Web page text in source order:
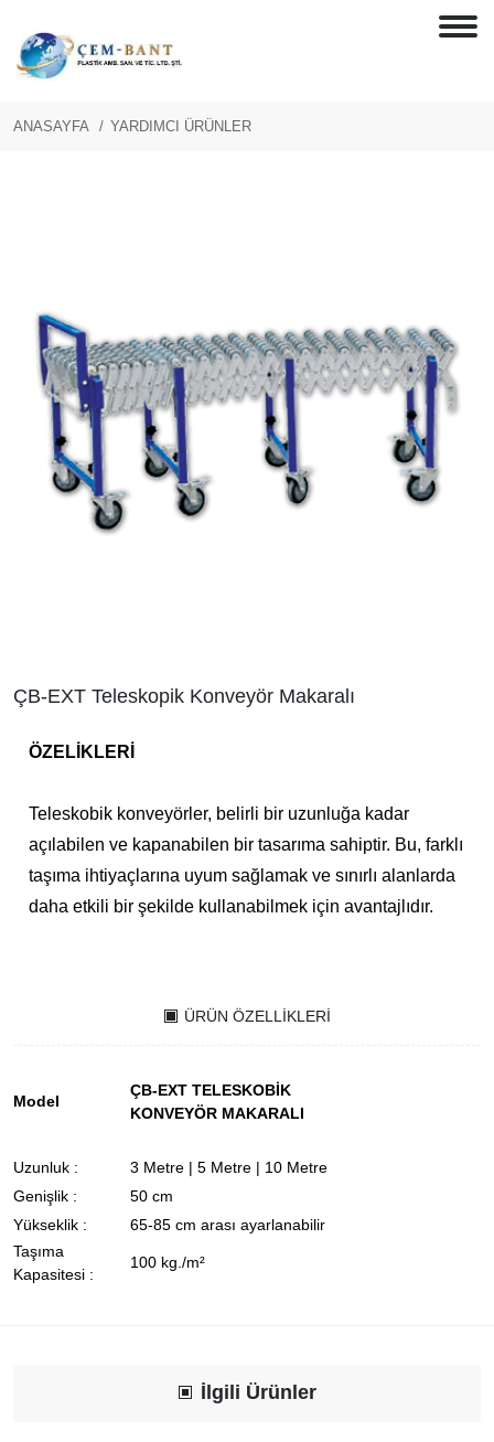
ANASAYFA YARDIMCI ÜRÜNLER
ÇB-EXT Teleskopik Konveyör Makaralı
ÖZELİKLERİ
Teleskobik konveyörler, belirli bir uzunluğa kadar
açılabilen ve kapanabilen bir tasarıma sahiptir. Bu, farklı
taşıma ihtiyaçlarına uyum sağlamak ve sınırlı alanlarda
daha etkili bir şekilde kullanabilmek için avantajlıdır.
ÜRÜN ÖZELLIKLERI
Model
ÇB-EXT TELESKOBİK
KONVEYÖR MAKARALI
Uzunluk :
3 Metre | 5 Metre | 10 Metre
Genişlik :
50 cm
Yükseklik :
65-85 cm arası ayarlanabilir
Taşıma
Kapasitesi :
100 kg./m²
İlgili Ürünler